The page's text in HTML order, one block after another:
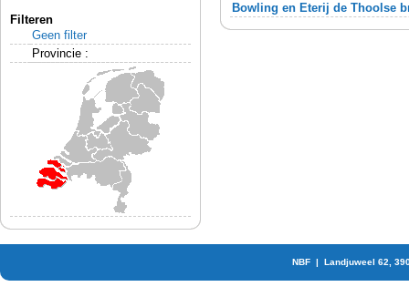
Filteren
Geen filter
Provincie :
Bowling en Eterij de Thoolse
NBF | Landjuweel 62,